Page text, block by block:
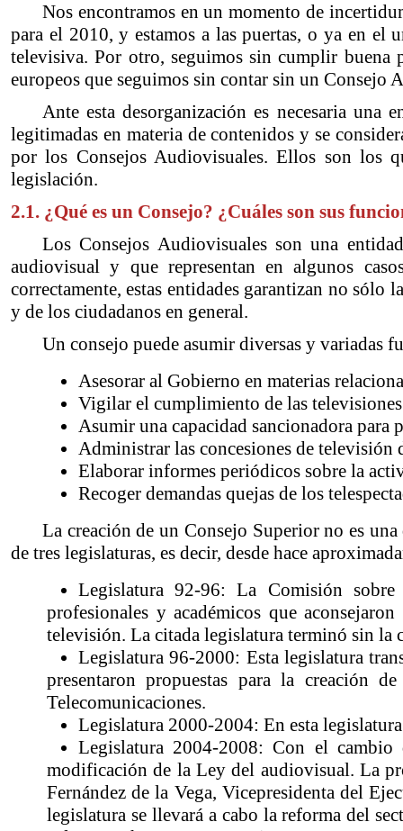
Nos encontramos en un momento de
para el 2010, y estamos a las puertas, o ya en
televisiva. Por otro, seguimos sin cumplir buena
europeos que seguimos sin contar sin un Consejo
Ante esta desorganización es necesaria una
legitimadas en materia de contenidos y se
por los Consejos Audiovisuales. Ellos son los
legislación.
2.1. ¿Qué es un Consejo? ¿Cuáles son sus
Los Consejos Audiovisuales son una
audiovisual y que representan en algunos
correctamente, estas entidades garantizan no sólo
y de los ciudadanos en general.
Un consejo puede asumir diversas y variadas
Asesorar al Gobierno en materias
Vigilar el cumplimiento de las
Asumir una capacidad sancionadora para
Administrar las concesiones de televisión
Elaborar informes periódicos sobre la
Recoger demandas quejas de los
La creación de un Consejo Superior no es una
de tres legislaturas, es decir, desde hace
Legislatura 92-96: La Comisión
profesionales y académicos que
televisión. La citada legislatura terminó sin la
Legislatura 96-2000: Esta legislatura
presentaron propuestas para la creación
Telecomunicaciones.
Legislatura 2000-2004: En esta
Legislatura 2004-2008: Con el
modificación de la Ley del audiovisual. La
Fernández de la Vega, Vicepresidenta del
legislatura se llevará a cabo la reforma del